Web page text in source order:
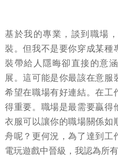
基於我的專業，談到職場
裝。但我不是要你穿成某種
裝帶給人隱晦卻直接的意
展。這可能是你最該在意服
希望在職場有好連結。在工
得重要。職場是最需要贏得
衣服可以讓你的職場關係如
舟呢？更何況，為了達到工
電玩遊戲中晉級，我認為所